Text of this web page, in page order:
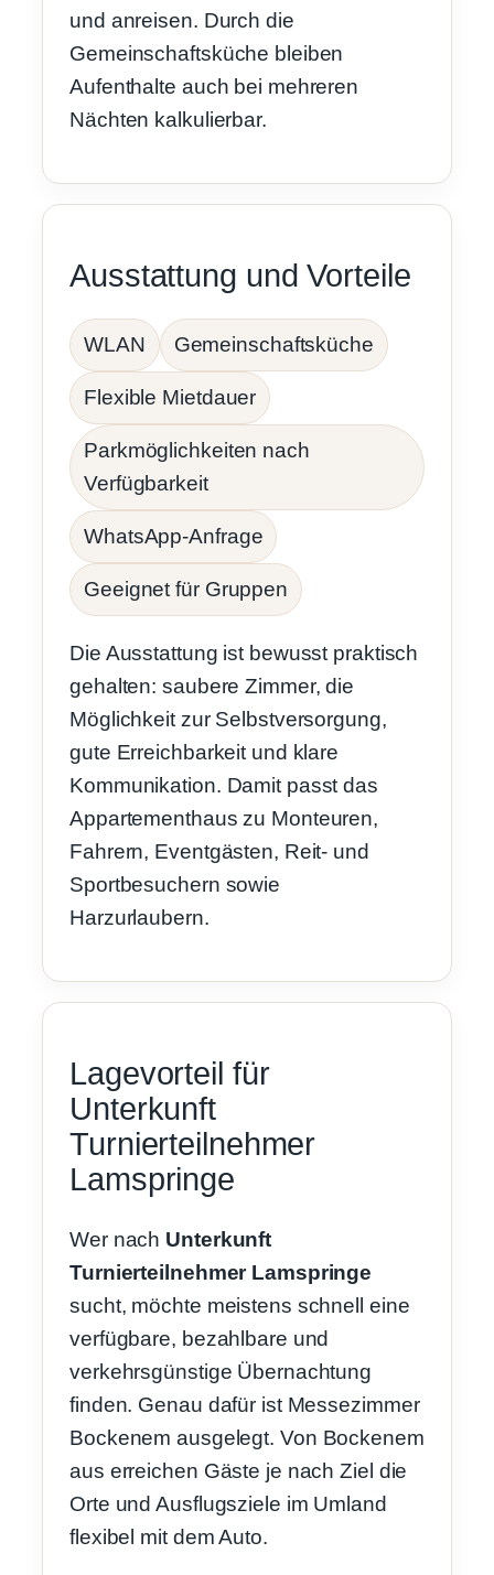
und anreisen. Durch die
Gemeinschaftsküche bleiben
Aufenthalte auch bei mehreren
Nächten kalkulierbar.
Ausstattung und Vorteile
WLAN Gemeinschaftsküche
Flexible Mietdauer
Parkmöglichkeiten nach
Verfügbarkeit
WhatsApp-Anfrage
Geeignet für Gruppen
Die Ausstattung ist bewusst praktisch
gehalten: saubere Zimmer, die
Möglichkeit zur Selbstversorgung,
gute Erreichbarkeit und klare
Kommunikation. Damit passt das
Appartementhaus zu Monteuren,
Fahrern, Eventgästen, Reit- und
Sportbesuchern sowie
Harzurlaubern.
Lagevorteil für
Unterkunft
Turnierteilnehmer
Lamspringe
Wer nach Unterkunft
Turnierteilnehmer Lamspringe
sucht, möchte meistens schnell eine
verfügbare, bezahlbare und
verkehrsgünstige Übernachtung
finden. Genau dafür ist Messezimmer
Bockenem ausgelegt. Von Bockenem
aus erreichen Gäste je nach Ziel die
Orte und Ausflugsziele im Umland
flexibel mit dem Auto.